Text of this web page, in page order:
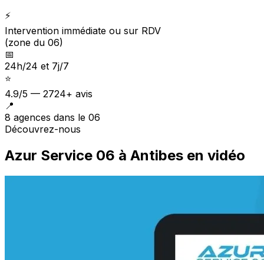
⚡
Intervention immédiate ou sur RDV
(zone du 06)
📅
24h/24 et 7j/7
⭐
4.9/5 — 2724+ avis
📍
8 agences dans le 06
Découvrez-nous
Azur Service 06 à Antibes en vidéo